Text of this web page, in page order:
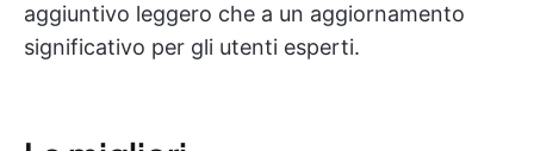
aggiuntivo leggero che a un aggiornamento
significativo per gli utenti esperti.